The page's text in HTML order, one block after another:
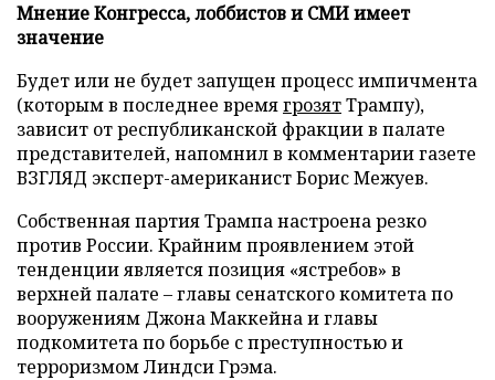
Мнение Конгресса, лоббистов и СМИ имеет
значение
Будет или не будет запущен процесс импичмента
(которым в последнее времягрозятТрампу),
зависит от республиканской фракции в палате
представителей, напомнил в комментарии газете
ВЗГЛЯД эксперт-американист Борис Межуев.
Собственная партия Трампа настроена резко
против России. Крайним проявлением этой
тенденции является позиция «ястребов» в
верхней палате – главы сенатского комитета по
вооружениям Джона Маккейна и главы
подкомитета по борьбе с преступностью и
терроризмом Линдси Грэма.